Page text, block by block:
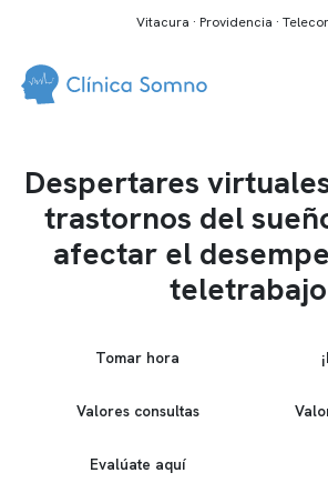
Vitacura · Providencia ·
Despertares
trastornos del
afectar el
teletrabajo
Tomar hora
Valores consultas
Evalúate aquí